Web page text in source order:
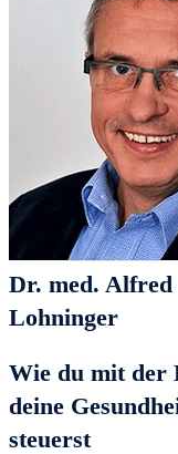
Dr. med. Alfred
Lohninger
Wie du mit der
deine
steuerst